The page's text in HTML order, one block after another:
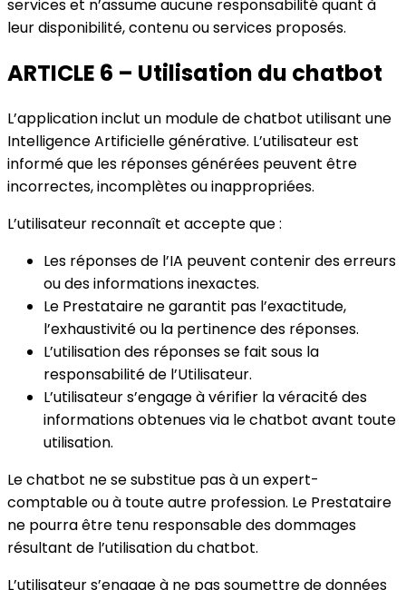
services et n’assume aucune responsabilité quant à
leur disponibilité, contenu ou services proposés.
ARTICLE 6 – Utilisation du chatbot
L’application inclut un module de chatbot utilisant une
Intelligence Artificielle générative. L’utilisateur est
informé que les réponses générées peuvent être
incorrectes, incomplètes ou inappropriées.
L’utilisateur reconnaît et accepte que :
Les réponses de l’IA peuvent contenir des erreurs
ou des informations inexactes.
Le Prestataire ne garantit pas l’exactitude,
l’exhaustivité ou la pertinence des réponses.
L’utilisation des réponses se fait sous la
responsabilité de l’Utilisateur.
L’utilisateur s’engage à vérifier la véracité des
informations obtenues via le chatbot avant toute
utilisation.
Le chatbot ne se substitue pas à un expert-
comptable ou à toute autre profession. Le Prestataire
ne pourra être tenu responsable des dommages
résultant de l’utilisation du chatbot.
L’utilisateur s’engage à ne pas soumettre de données